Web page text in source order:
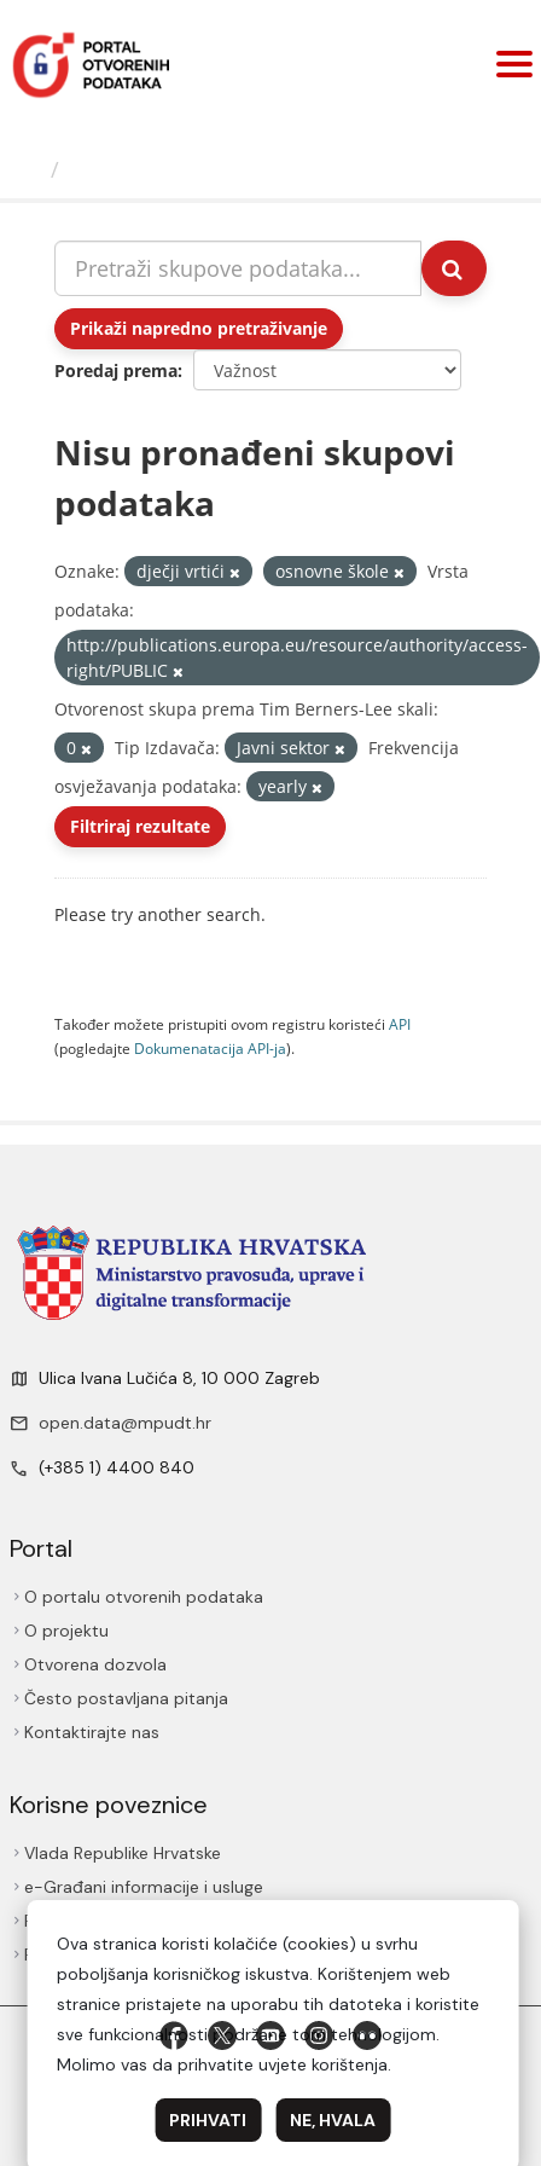
sadržaj
Prikaži napredno pretraživanje
Poredaj prema
Nisu pronađeni skupovi
podataka
Oznake: dječji vrtići osnovne škole
Vrsta
podataka:
http://publications.europa.eu/resource/authority/access-
right/PUBLIC
Otvorenost skupa prema Tim Berners-Lee skali:
0
Tip Izdavača: Javni sektor
Frekvencija
osvježavanja podataka:
yearly
Filtriraj rezultate
Please try another search.
Također možete pristupiti ovom registru koristeći API
(pogledajte Dokumenаtаcijа API-jа).